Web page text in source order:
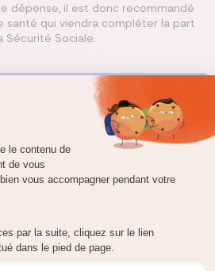
dépense, il est donc recommandé
santé qui viendra compléter la part
Sécurité Sociale.
de chirurgie bariatrique par la
de la Sécurité Sociale,
de souscrire une bonne
indemnisera tout ou partie (selon
à charge.
ont deux moyens d’exprimer le
: en forfait, ou en
du forfait, votre mutuelle santé vous
tous les ans. Dans le cas du